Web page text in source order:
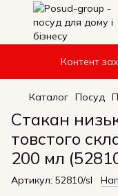
Контент
Каталог Посуд
Стакан
товстого
200 мл
Артикул: 52810/sl